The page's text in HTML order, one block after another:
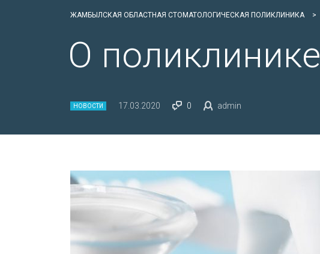
ЖАМБЫЛСКАЯ ОБЛАСТНАЯ СТОМАТОЛОГИЧЕСКАЯ ПОЛИКЛИНИКА >
О поликлинике
НОВОСТИ 17.03.2020 0 admin